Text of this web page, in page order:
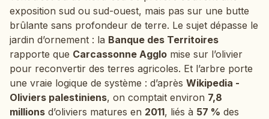
exposition sud ou sud-ouest, mais pas sur une butte
brûlante sans profondeur de terre. Le sujet dépasse le
jardin d’ornement : la Banque des Territoires
rapporte que Carcassonne Agglo mise sur l’olivier
pour reconvertir des terres agricoles. Et l’arbre porte
une vraie logique de système : d’après Wikipedia -
Oliviers palestiniens, on comptait environ 7,8
millions d’oliviers matures en 2011, liés à 57 % des